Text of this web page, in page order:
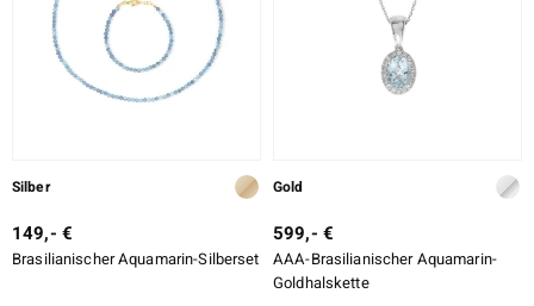
Silber
149,- €
Brasilianischer Aquamarin-Silberset
Gold
599,- €
AAA-Brasilianischer Aquamarin-
Goldhalskette